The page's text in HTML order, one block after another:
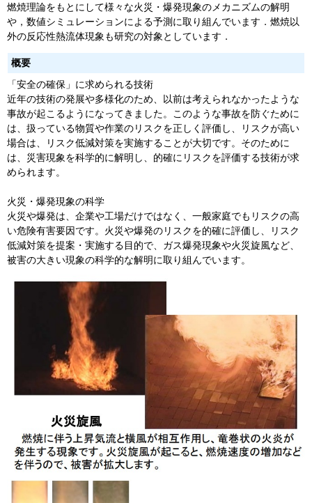
燃焼理論をもとにして様々な火災・爆発現象のメカニズムの解明
や，数値シミュレーションによる予測に取り組んでいます．燃焼以
外の反応性熱流体現象も研究の対象としています．
概要
「安全の確保」に求められる技術
近年の技術の発展や多様化のため、以前は考えられなかったような
事故が起こるようになってきました。このような事故を防ぐために
は、扱っている物質や作業のリスクを正しく評価し、リスクが高い
場合は、リスク低減対策を実施することが大切です。そのために
は、災害現象を科学的に解明し、的確にリスクを評価する技術が求
められます。
火災・爆発現象の科学
火災や爆発は、企業や工場だけではなく、一般家庭でもリスクの高
い危険有害要因です。火災や爆発のリスクを的確に評価し、リスク
低減対策を提案・実施する目的で、ガス爆発現象や火災旋風など、
被害の大きい現象の科学的な解明に取り組んでいます。